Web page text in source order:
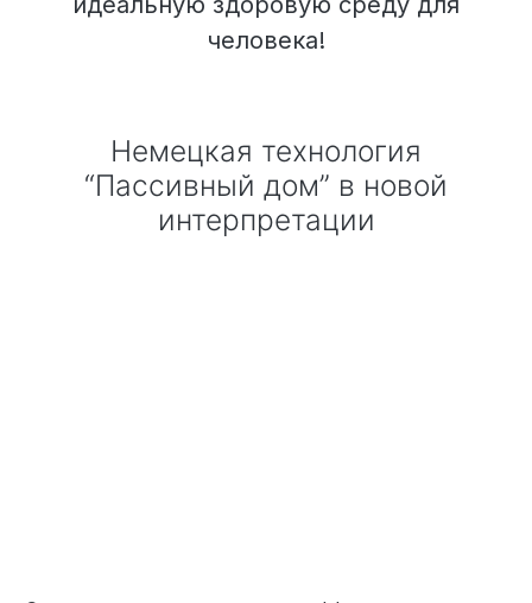
Технология здоровый дом
человека!
Немецкая технология
“Пассивный дом” в новой
интерпретации